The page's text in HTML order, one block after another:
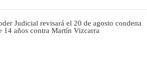
Judicial revisará el 20 de agosto condena
14 años contra Martín Vizcarra